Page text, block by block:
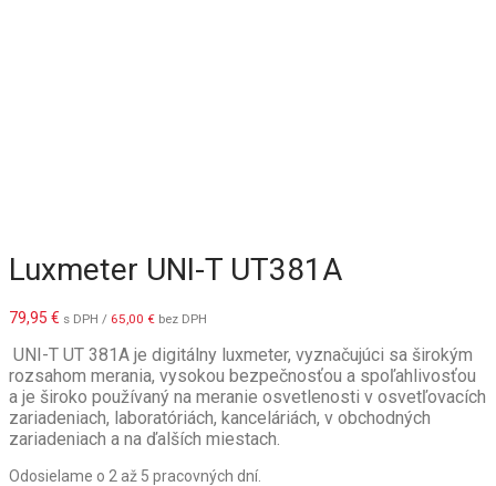
Luxmeter UNI-T UT381A
79,95 € s DPH / 65,00 € bez DPH
UNI-T UT 381A je digitálny luxmeter, vyznačujúci sa širokým
rozsahom merania, vysokou bezpečnosťou a spoľahlivosťou
a je široko používaný na meranie osvetlenosti v osvetľovacích
zariadeniach, laboratóriách, kanceláriách, v obchodných
zariadeniach a na ďalších miestach.
Odosielame o 2 až 5 pracovných dní.